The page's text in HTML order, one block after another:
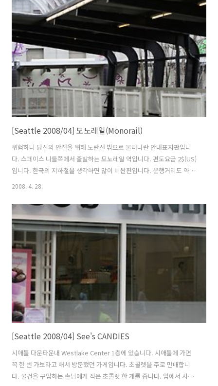
[Seattle 2008/04] 모노레일(Monorail)
위험하니 당신의 안전을 위해 노란선 밖으로 물러나란 안내표지판입니
다. 스페이스 니들쪽에서 출발하는 모노레일 역입니다. 편도요금 2$(US)
입니다. 한국의 지하철을 생각하면 많이 비싼편입니다. 운행거리도 약 5
분에서 10분사이 입니다. 스페이스 니들 근처는 시애틀 및 전세계에서
에 새둥지가 있네요. 시애틀의 한 뉴스 방송사에서 촬영이 있었습니다.
혹시 우리가 매스컴에....??? 1962년도 시애틀 세계 박람회때 모노레일
이 지어져 시설은 굉장히 낡았습니다. 그러나 안전에는 이상없는 것 같습
니다. 한 번은 내릴려는데 모노레일 문이 열리지 않아 수동으로 조작해서
내린적도 있습니다. 시애틀에 일주일동안 있으면서 많이 애용했습니다.
그러나 운임은..
2008. 4. 28.
[Seattle 2008/04] See's CANDIES
시애틀 다운타운내 Westlake Center 1층에 있습니다. 시애틀에 가면
꼭 한 번 가보라고 해서 방문했던 가게입니다. 초콜렛을 주로 만매합니
다. 물건을 구입하는 손님에게 작은 초콜렛 한 개를 줍니다. 입에서 사르